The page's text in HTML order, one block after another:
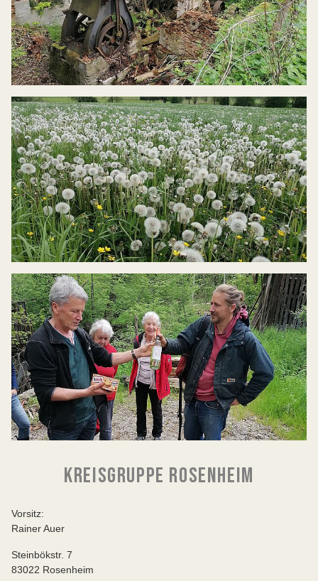
KREISGRUPPE ROSENHEIM
Vorsitz:
Rainer Auer
Steinbökstr. 7
83022 Rosenheim